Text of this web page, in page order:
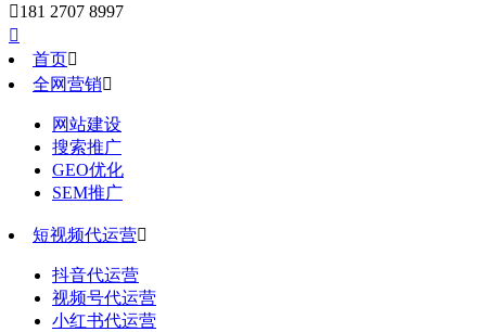
181 2707 8997

首页
全网营销
网站建设
搜索推广
GEO优化
SEM推广
短视频代运营
抖音代运营
视频号代运营
小红书代运营